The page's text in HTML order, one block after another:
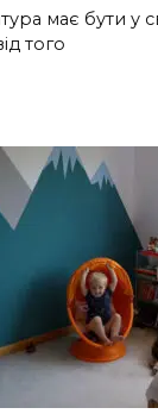
має бути у
того